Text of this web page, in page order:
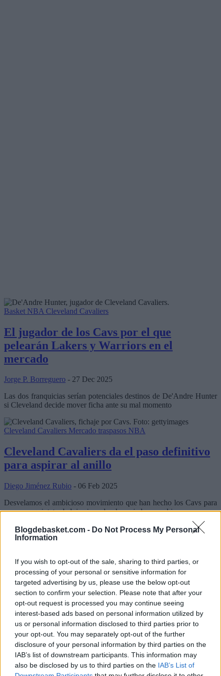
Blogdebasket.com - Do Not Process My Personal
Information
If you wish to opt-out of the sale, sharing to third parties, or
processing of your personal or sensitive information for
targeted advertising by us, please use the below opt-out
section to confirm your selection. Please note that after your
opt-out request is processed you may continue seeing
interest-based ads based on personal information utilized by
us or personal information disclosed to third parties prior to
your opt-out. You may separately opt-out of the further
disclosure of your personal information by third parties on the
IAB’s list of downstream participants. This information may
also be disclosed by us to third parties on the IAB’s List of
Basket NBA Cleveland Cavaliers
El jugador de los Cavs por el que
pelearán Lakers y Warriors en el
mercado
Jorge P. Borreguero - 27 Dec 2025
Las dos franquicias serían potenciales destinos de De'Andre Hunter
si Cleveland decide mover ficha ante su mal momento
Cleveland Cavaliers Mercado traspasos NBA
Cleveland Cavaliers da el paso definitivo
para aspirar al anillo
Diego Jiménez Rubio - 06 Feb 2025
Desvelamos el ambicioso movimiento que han hecho los Cavs para
cerrar un quinteto de lujo sin ceder demasiado a cambio.
denver nuggetsRumores NBA
Estos son los 6 jugadores por los que
Denver Nuggets ya ha mostrado interés
real
Diego Jiménez Rubio - 18 Dec 2024
La franquicia de Colorado explora el mercado en busca de fichajes y
tiene claro cuál es el jugador del que pueden prescindir en un
intercambio.